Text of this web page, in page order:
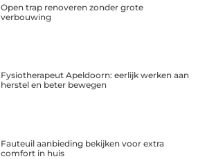
Open trap renoveren zonder grote
verbouwing
Fysiotherapeut Apeldoorn: eerlijk werken aan
herstel en beter bewegen
Fauteuil aanbieding bekijken voor extra
comfort in huis